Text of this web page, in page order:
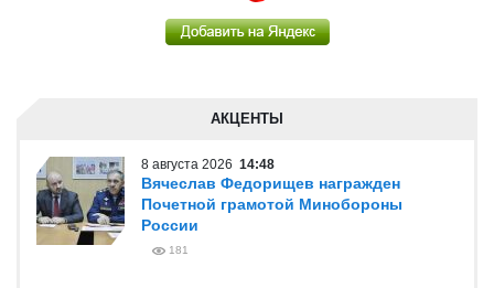
АКЦЕНТЫ
8 августа 2026 14:48
Вячеслав Федорищев награжден
Почетной грамотой Минобороны
России
181